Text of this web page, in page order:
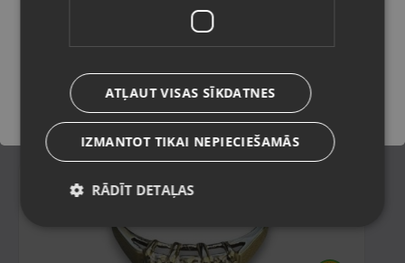
Stāvoklis Restaurēts (Garantija 24 mēneši)
144.00 €
6.55€/mēn.
Saglabāt
ATĻAUT VISAS SĪKDATNES
IZMANTOT TIKAI NEPIECIEŠAMĀS
RĀDĪT DETAĻAS